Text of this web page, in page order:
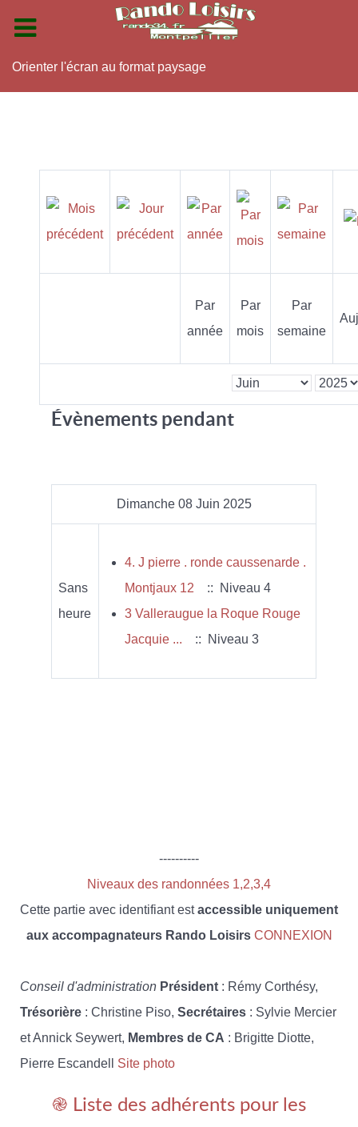
Orienter l'écran au format paysage
Par
année
Par
mois
Par
semaine
Évènements pendant
Dimanche 08 Juin 2025
Sans
heure
4. J pierre . ronde caussenarde .
Montjaux 12
:: Niveau 4
3 Valleraugue la Roque Rouge
Jacquie ...
:: Niveau 3
----------
Niveaux des randonnées 1,2,3,4
Cette partie avec identifiant estaccessible uniquement
aux accompagnateurs Rando Loisirs CONNEXION
Conseil d'administration Président : Rémy Corthésy,
Trésorière : Christine Piso, Secrétaires : Sylvie Mercier
et Annick Seywert, Membres de CA : Brigitte Diotte,
Pierre Escandell Site photo
֎ Liste des adhérents pour les